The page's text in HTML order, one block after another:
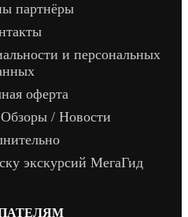
партнёры
и персональных
оферта
/ Новости
экскурсий МегаГид